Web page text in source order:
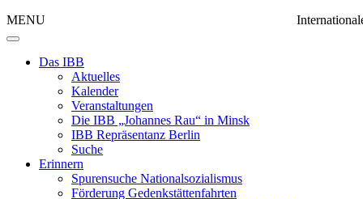
MENU
Das IBB
Aktuelles
Kalender
Veranstaltungen
Die IBB „Johannes Rau“ in Minsk
IBB Repräsentanz Berlin
Suche
Erinnern
Spurensuche Nationalsozialismus
Förderung Gedenkstättenfahrten